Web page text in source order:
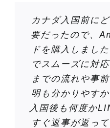
カナダ入国前に
要だったので、
ドを購入しまし
でスムーズに対
までの流れや事
明も分かりやす
入国後も何度か
すぐ返事が返っ